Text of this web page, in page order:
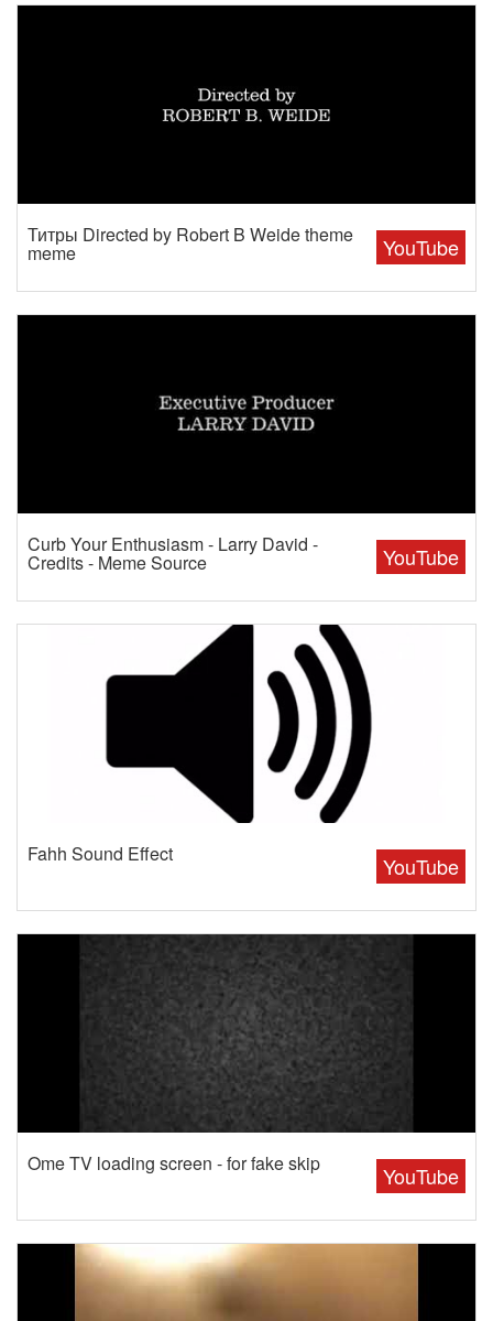
YouTube
Титры Directed by Robert B Weide theme
meme
YouTube
Curb Your Enthusiasm - Larry David -
Credits - Meme Source
YouTube
Fahh Sound Effect
YouTube
Ome TV loading screen - for fake skip